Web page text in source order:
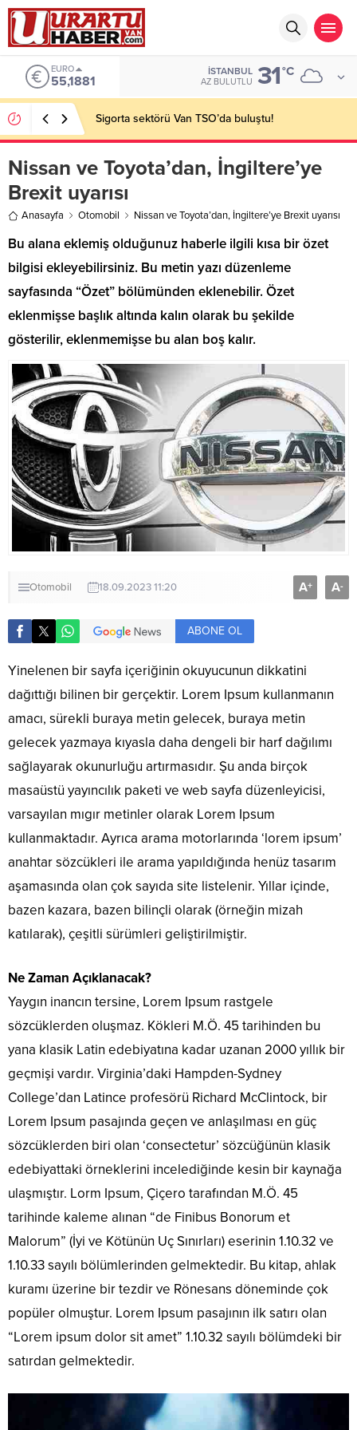
EURO
55,1881
İSTANBUL
AZ BULUTLU 31°C
Sigorta sektörü Van TSO’da buluştu!
Nissan ve Toyota’dan, İngiltere’ye
Brexit uyarısı
Anasayfa Otomobil Nissan ve Toyota’dan, İngiltere’ye Brexit uyarısı
Bu alana eklemiş olduğunuz haberle ilgili kısa bir özet
bilgisi ekleyebilirsiniz. Bu metin yazı düzenleme
sayfasında “Özet” bölümünden eklenebilir. Özet
eklenmişse başlık altında kalın olarak bu şekilde
gösterilir, eklenmemişse bu alan boş kalır.
Otomobil 18.09.2023 11:20 A+ A-
ABONE OL
Yinelenen bir sayfa içeriğinin okuyucunun dikkatini
dağıttığı bilinen bir gerçektir. Lorem Ipsum kullanmanın
amacı, sürekli buraya metin gelecek, buraya metin
gelecek yazmaya kıyasla daha dengeli bir harf dağılımı
sağlayarak okunurluğu artırmasıdır. Şu anda birçok
masaüstü yayıncılık paketi ve web sayfa düzenleyicisi,
varsayılan mıgır metinler olarak Lorem Ipsum
kullanmaktadır. Ayrıca arama motorlarında ‘lorem ipsum’
anahtar sözcükleri ile arama yapıldığında henüz tasarım
aşamasında olan çok sayıda site listelenir. Yıllar içinde,
bazen kazara, bazen bilinçli olarak (örneğin mizah
katılarak), çeşitli sürümleri geliştirilmiştir.
Ne Zaman Açıklanacak?
Yaygın inancın tersine, Lorem Ipsum rastgele
sözcüklerden oluşmaz. Kökleri M.Ö. 45 tarihinden bu
yana klasik Latin edebiyatına kadar uzanan 2000 yıllık bir
geçmişi vardır. Virginia’daki Hampden-Sydney
College’dan Latince profesörü Richard McClintock, bir
Lorem Ipsum pasajında geçen ve anlaşılması en güç
sözcüklerden biri olan ‘consectetur’ sözcüğünün klasik
edebiyattaki örneklerini incelediğinde kesin bir kaynağa
ulaşmıştır. Lorm Ipsum, Çiçero tarafından M.Ö. 45
tarihinde kaleme alınan “de Finibus Bonorum et
Malorum” (İyi ve Kötünün Uç Sınırları) eserinin 1.10.32 ve
1.10.33 sayılı bölümlerinden gelmektedir. Bu kitap, ahlak
kuramı üzerine bir tezdir ve Rönesans döneminde çok
popüler olmuştur. Lorem Ipsum pasajının ilk satırı olan
“Lorem ipsum dolor sit amet” 1.10.32 sayılı bölümdeki bir
satırdan gelmektedir.